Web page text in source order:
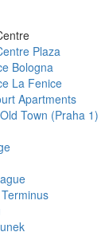
Plaza
Bologna
La Fenice
Apartments
Town (Praha 1)